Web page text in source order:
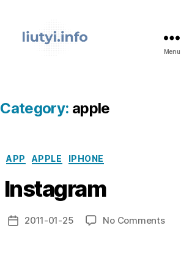
Menu
Category: apple
Categories
APP APPLE IPHONE
Instagram
Post2011-01-25 No Commentson